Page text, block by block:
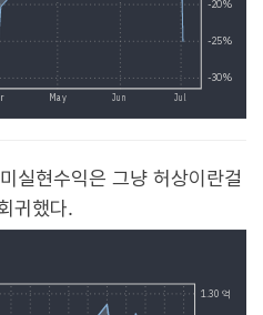
실현수익은 그냥 허상이란걸
귀했다.